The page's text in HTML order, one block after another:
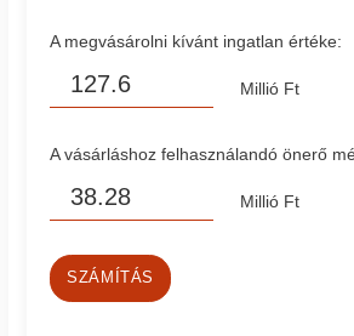
A megvásárolni kívánt ingatlan értéke:
Millió Ft
A vásárláshoz felhasználandó önerő
Millió Ft
SZÁMÍTÁS